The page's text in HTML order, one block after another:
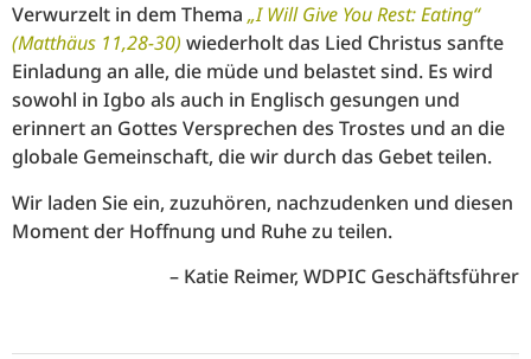
Verwurzelt in dem Thema „I Will Give You Rest: Eating“
(Matthäus 11,28-30) wiederholt das Lied Christus sanfte
Einladung an alle, die müde und belastet sind. Es wird
sowohl in Igbo als auch in Englisch gesungen und
erinnert an Gottes Versprechen des Trostes und an die
globale Gemeinschaft, die wir durch das Gebet teilen.
Wir laden Sie ein, zuzuhören, nachzudenken und diesen
Moment der Hoffnung und Ruhe zu teilen.
– Katie Reimer, WDPIC Geschäftsführer